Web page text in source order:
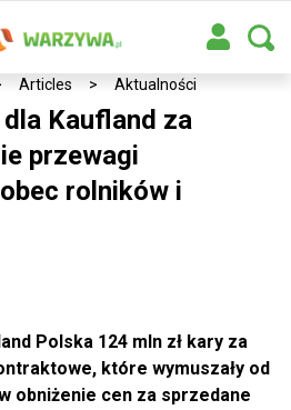
Articles > Aktualności
dla Kaufland za
przewagi
rolników i
Polska 124 mln zł kary za
które wymuszały od
obniżenie cen za sprzedane